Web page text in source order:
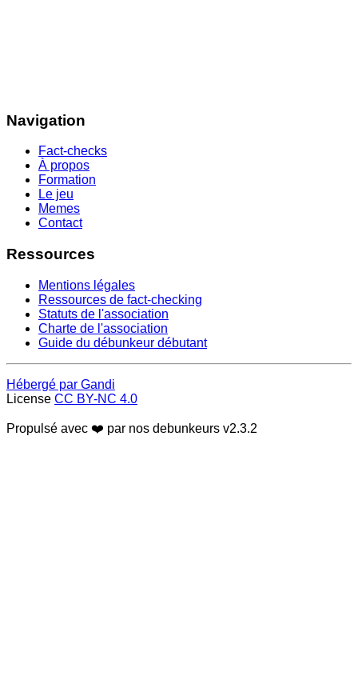
Navigation
Fact-checks
À propos
Formation
Le jeu
Memes
Contact
Ressources
Mentions légales
Ressources de fact-checking
Statuts de l'association
Charte de l'association
Guide du débunkeur débutant
Hébergé par Gandi
License CC BY-NC 4.0
Propulsé avec ❤️ par nos debunkeurs v2.3.2